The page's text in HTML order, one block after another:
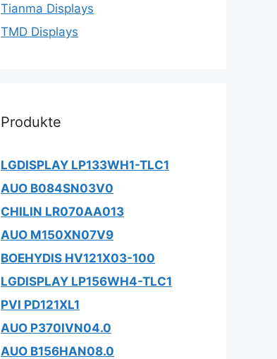
Tianma Displays
TMD Displays
Produkte
LGDISPLAY LP133WH1-TLC1
AUO B084SN03V0
CHILIN LR070AA013
AUO M150XN07V9
BOEHYDIS HV121X03-100
LGDISPLAY LP156WH4-TLC1
PVI PD121XL1
AUO P370IVN04.0
AUO B156HAN08.0